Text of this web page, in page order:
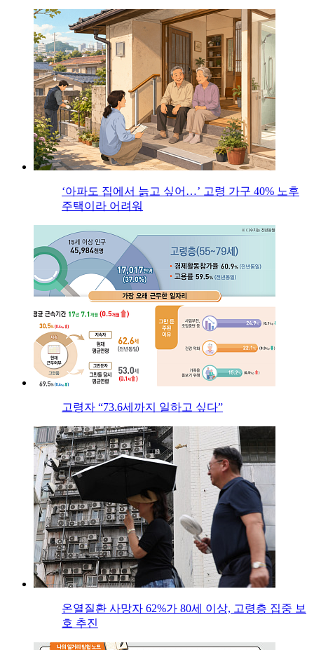
‘아파도 집에서 늙고 싶어…’ 고령 가구 40% 노후
주택이라 어려워
고령자 “73.6세까지 일하고 싶다”
온열질환 사망자 62%가 80세 이상, 고령층 집중 보
호 추진